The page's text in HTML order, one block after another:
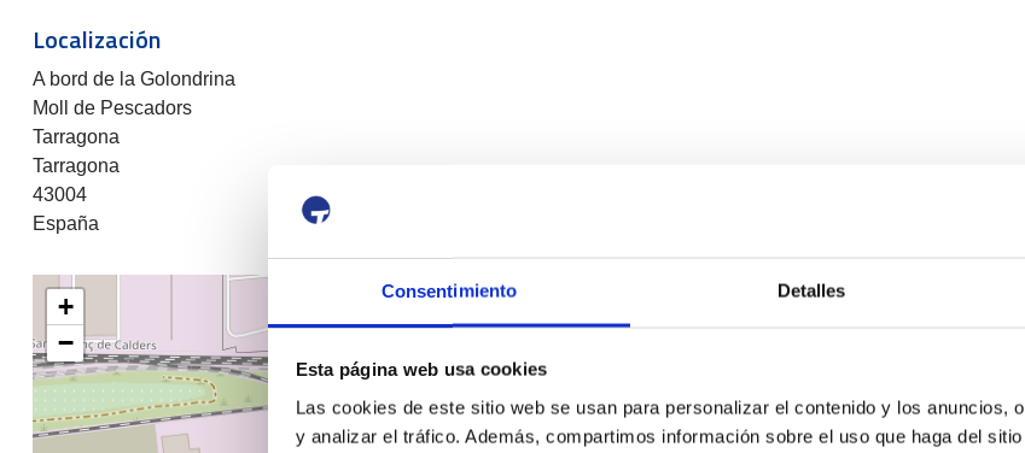
Consentimiento Detalles
Esta página web usa cookies
Las cookies de este sitio web se usan para personalizar el contenido y los anuncios,
y analizar el tráfico. Además, compartimos información sobre el uso que haga del
Localización
A bord de la Golondrina
Moll de Pescadors
Tarragona
Tarragona
43004
España
+
−